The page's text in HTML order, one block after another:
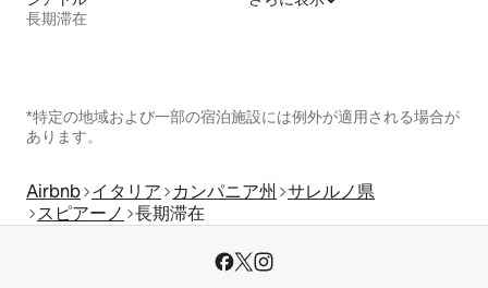
長期滞在
*特定の地域および一部の宿泊施設には例外が適用される場合が
あります。
Airbnb イタリア カンパニア州
サレルノ県
スピアーノ
長期滞在